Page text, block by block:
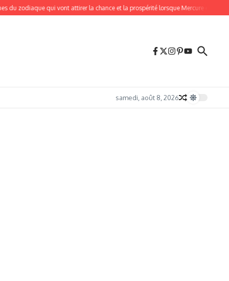
qui vont attirer la chance et la prospérité lorsque Mercure entre en Lion le
samedi, août 8, 2026